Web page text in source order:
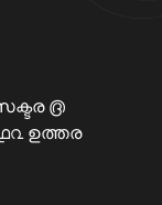
൫
ഉത്തര